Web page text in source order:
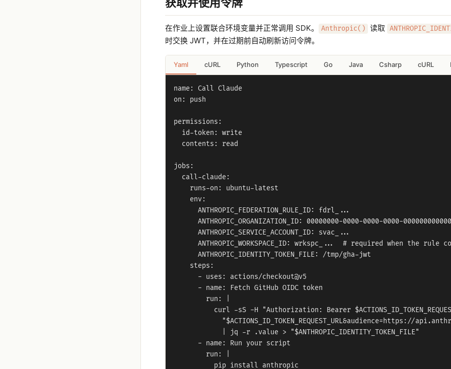
在作业上设置联合环境变量并正常调用 SDK。 Anthropic() 读取
时交换 JWT，并在过期前自动刷新访问令牌。
Yaml cURL Python Typescript Go Java Csharp cURL
name: Call Claude
on: push
permissions:
  id-token: write
  contents: read
jobs:
  call-claude:
    runs-on: ubuntu-latest
    env:
      ANTHROPIC_FEDERATION_RULE_ID: fdrl_...
      ANTHROPIC_ORGANIZATION_ID: 00000000-0000-0000-0000-000000000000
      ANTHROPIC_SERVICE_ACCOUNT_ID: svac_...
ANTHROPIC_WORKSPACE_ID: wrkspc_...  # required when the rule
      ANTHROPIC_IDENTITY_TOKEN_FILE: /tmp/gha-jwt
    steps:
      - uses: actions/checkout@v5
      - name: Fetch GitHub OIDC token
        run: |
curl -sS -H "Authorization: Bearer
"$ACTIONS_ID_TOKEN_REQUEST_URL&audience=https://
            | jq -r .value > "$ANTHROPIC_IDENTITY_TOKEN_FILE"
      - name: Run your script
        run: |
          pip install anthropic